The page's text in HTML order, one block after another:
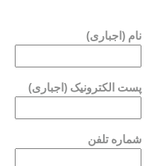
نام (اجباری)
پست الکترونیک (اجباری)
شماره تلفن